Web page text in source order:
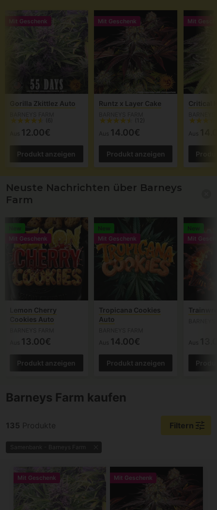
Mit Geschenk
Gorilla Zkittlez Auto
(6)
12.00€
Produkt anzeigen
Mit Geschenk
Runtz x Layer Cake
(12)
Aus 14.00€
Produkt anzeigen
Mit
Critical
Aus
Neuste Nachrichten über Barneys
Farm
New
Mit Geschenk
Lemon Cherry
Cookies Auto
13.00€
Produkt anzeigen
New
Mit Geschenk
Tropicana Cookies
Auto
Aus 14.00€
Produkt anzeigen
New
Mit
Aus
Barneys Farm kaufen
135 Produkte Filtern tune
Samenbank - Barneys Farm
Mit Geschenk Mit Geschenk